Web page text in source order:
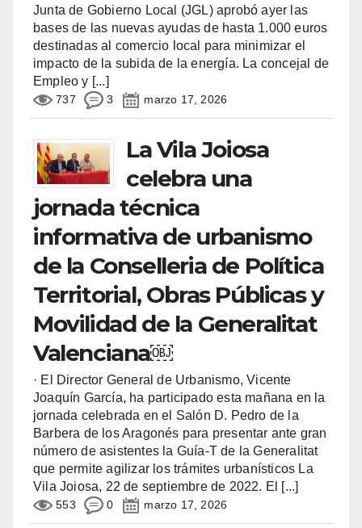
Junta de Gobierno Local (JGL) aprobó ayer las
bases de las nuevas ayudas de hasta 1.000 euros
destinadas al comercio local para minimizar el
impacto de la subida de la energía. La concejal de
Empleo y [...]
737 3 marzo 17, 2026
La Vila Joiosa
celebra una
jornada técnica
informativa de urbanismo
de la Conselleria de Política
Territorial, Obras Públicas y
Movilidad de la Generalitat
Valenciana￼
· El Director General de Urbanismo, Vicente
Joaquín García, ha participado esta mañana en la
jornada celebrada en el Salón D. Pedro de la
Barbera de los Aragonés para presentar ante gran
número de asistentes la Guía-T de la Generalitat
que permite agilizar los trámites urbanísticos La
Vila Joiosa, 22 de septiembre de 2022. El [...]
553 0 marzo 17, 2026